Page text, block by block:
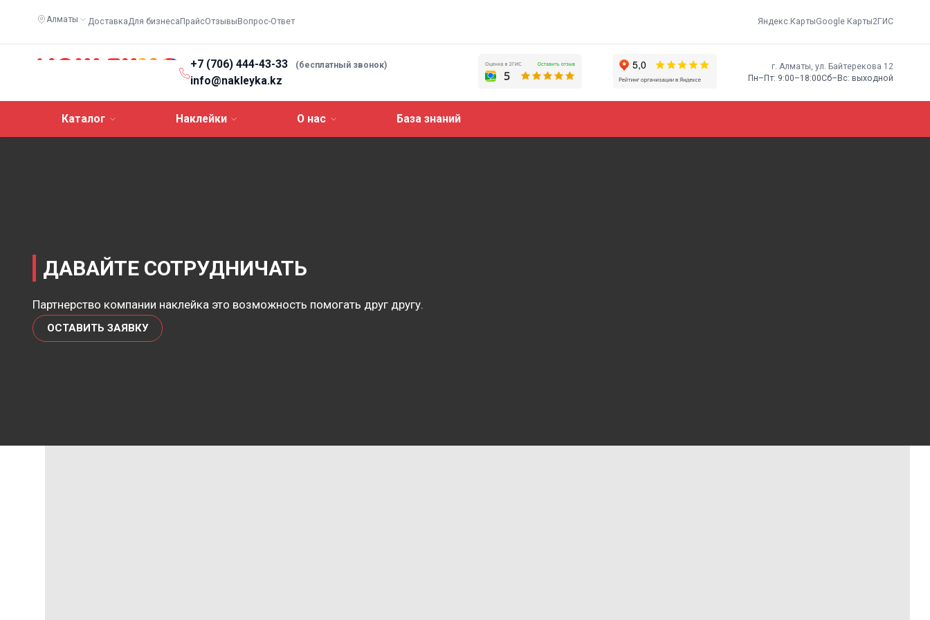
Алматы ДоставкаДля бизнеса ПрайсОтзывы Вопрос-Ответ Яндекс.КартыGoogle Карты2ГИС
+7 (706) 444-43-33 (бесплатный звонок)
info@nakleyka.kz
г. Алматы, ​ул. Байтерекова 12
Пн–Пт: 9:00–18:00Сб–Вс: выходной
Каталог Наклейки О нас База знаний
ДАВАЙТЕ СОТРУДНИЧАТЬ
Партнерство компании наклейка это возможность помогать друг другу.
ОСТАВИТЬ ЗАЯВКУ